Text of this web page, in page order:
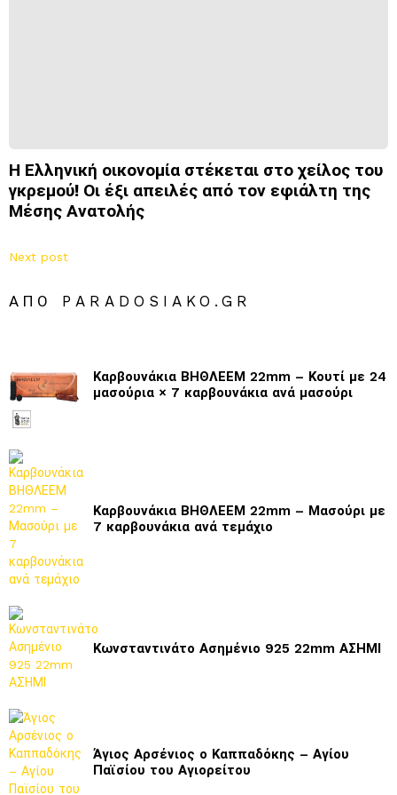
Η Ελληνική οικονομία στέκεται στο χείλος του
γκρεμού! Οι έξι απειλές από τον εφιάλτη της
Μέσης Ανατολής
Next post
ΑΠΌ PARADOSIAKO.GR
Καρβουνάκια ΒΗΘΛΕΕΜ 22mm – Κουτί με 24
μασούρια × 7 καρβουνάκια ανά μασούρι
Καρβουνάκια ΒΗΘΛΕΕΜ 22mm – Μασούρι με
7 καρβουνάκια ανά τεμάχιο
Κωνσταντινάτο Ασημένιο 925 22mm ΑΣΗΜΙ
Άγιος Αρσένιος ο Καππαδόκης – Αγίου
Παϊσίου του Αγιορείτου